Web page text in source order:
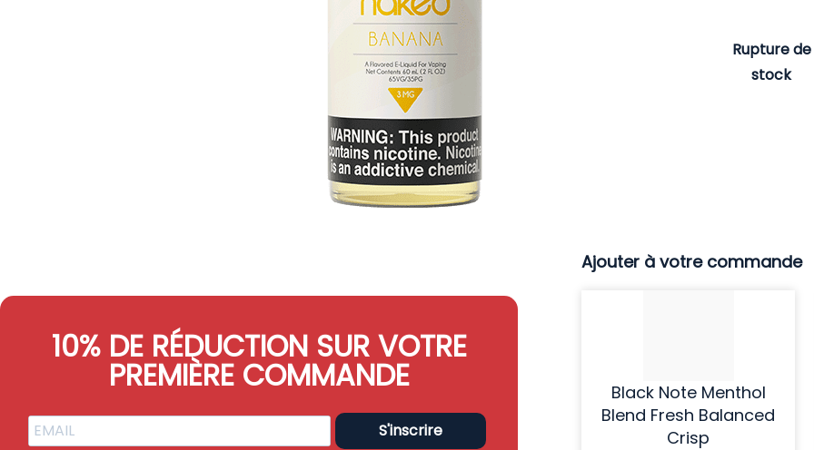
Rupture de
stock
10% DE RÉDUCTION SUR VOTRE
PREMIÈRE COMMANDE
S'inscrire
Ajouter à votre commande
Black Note Menthol
Blend Fresh Balanced
Crisp